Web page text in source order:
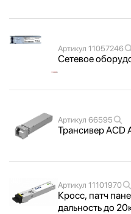
Артикул 11057246
Сетевое
Артикул 66595
Трансивер ACD
Артикул 11101970
Кросс, патч
дальность до